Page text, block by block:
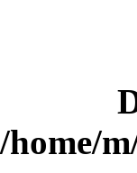
/home/